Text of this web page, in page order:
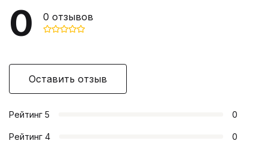
0 0 отзывов
Оставить отзыв
Рейтинг 5 0
Рейтинг 4 0